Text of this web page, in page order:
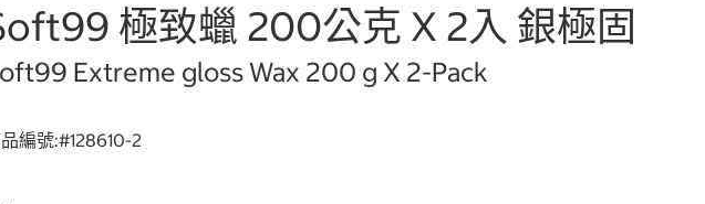
極致蠟 200公克 X 2入 銀極固
Extreme gloss Wax 200 g X 2-Pack
編號:#128610-2